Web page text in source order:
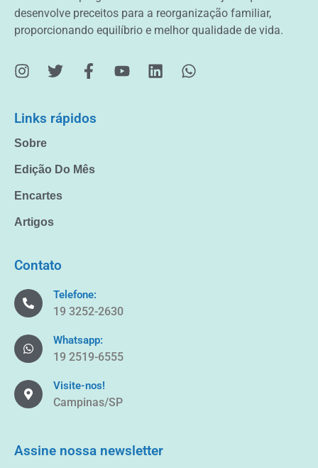
desenvolve preceitos para a reorganização familiar,
proporcionando equilíbrio e melhor qualidade de vida.
Links rápidos
Sobre
Edição Do Mês
Encartes
Artigos
Contato
Telefone:
19 3252-2630
Whatsapp:
19 2519-6555
Visite-nos!
Campinas/SP
Assine nossa newsletter